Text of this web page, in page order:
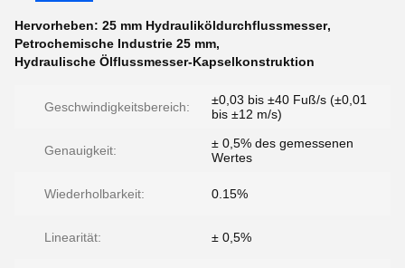
Hervorheben: 25 mm Hydrauliköldurchflussmesser,
Petrochemische Industrie 25 mm,
Hydraulische Ölflussmesser-Kapselkonstruktion
Geschwindigkeitsbereich:
±0,03 bis ±40 Fuß/s (±0,01
bis ±12 m/s)
Genauigkeit:
± 0,5% des gemessenen
Wertes
Wiederholbarkeit: 0.15%
Linearität: ± 0,5%